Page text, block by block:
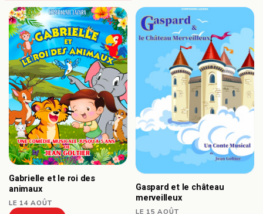
Gabrielle et le roi des
animaux
LE 14 AOÛT
Gaspard et le château
merveilleux
LE 15 AOÛT